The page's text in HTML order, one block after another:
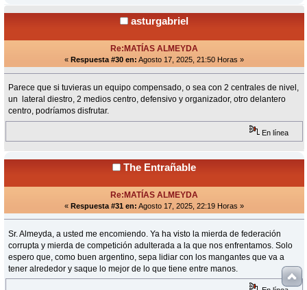
asturgabriel
Re:MATÍAS ALMEYDA
« Respuesta #30 en: Agosto 17, 2025, 21:50 Horas »
Parece que si tuvieras un equipo compensado, o sea con 2 centrales de nivel,
un lateral diestro, 2 medios centro, defensivo y organizador, otro delantero
centro, podríamos disfrutar.
En línea
The Entrañable
Re:MATÍAS ALMEYDA
« Respuesta #31 en: Agosto 17, 2025, 22:19 Horas »
Sr. Almeyda, a usted me encomiendo. Ya ha visto la mierda de federación
corrupta y mierda de competición adulterada a la que nos enfrentamos. Solo
espero que, como buen argentino, sepa lidiar con los mangantes que va a
tener alrededor y saque lo mejor de lo que tiene entre manos.